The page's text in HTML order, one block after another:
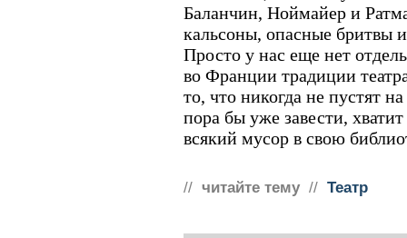
Баланчин, Ноймайер и
кальсоны, опасные бритвы
Просто у нас еще нет
во Франции традиции
то, что никогда не пустят
пора бы уже завести,
всякий мусор в свою
// читайте тему // Театр